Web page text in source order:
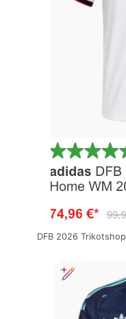
DFB 2026 Trikotshop